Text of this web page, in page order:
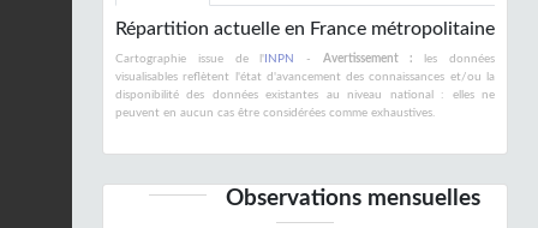
Répartition actuelle en France métropolitaine
Cartographie issue de l' INPN - Avertissement : les données
visualisables reflètent l'état d'avancement des connaissances et/ou la
disponibilité des données existantes au niveau national : elles ne
peuvent en aucun cas être considérées comme exhaustives.
Observations mensuelles